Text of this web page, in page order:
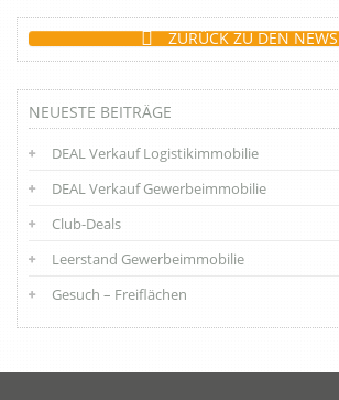
ZURÜCK ZU DEN NEWS
NEUESTE BEITRÄGE
DEAL Verkauf Logistikimmobilie
DEAL Verkauf Gewerbeimmobilie
Club-Deals
Leerstand Gewerbeimmobilie
Gesuch – Freiflächen